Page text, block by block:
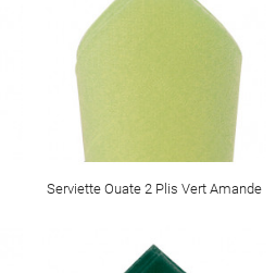
Serviette Ouate 2 Plis Vert Amande